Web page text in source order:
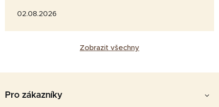
02.08.2026
Zobrazit všechny
Pro zákazníky